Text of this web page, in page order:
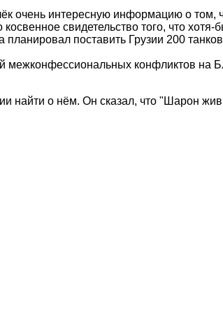
очень интересную информацию о том,
свидетельство того, что
поставить Грузии 200
конфликтов на
найти о нём. Он сказал, что "Шарон